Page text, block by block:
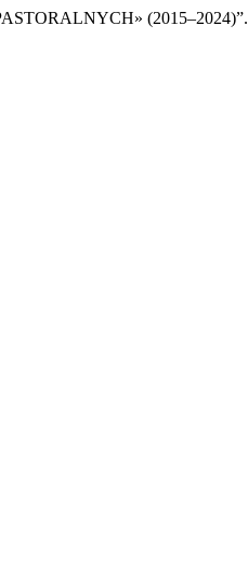
(2015–2024)”.